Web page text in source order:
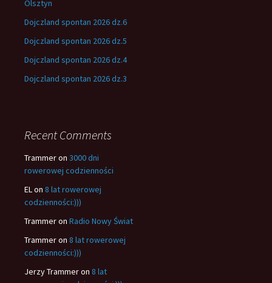
Olsztyn
Dojczland spontan 2026 dz.6
Dojczland spontan 2026 dz.5
Dojczland spontan 2026 dz.4
Dojczland spontan 2026 dz.3
Recent Comments
Trammeron 3000 dni
rowerowej codzienności
ELon 8 lat rowerowej
codzienności:)))
Trammeron Radio Nowy Świat
Trammeron 8 lat rowerowej
codzienności:)))
Jerzy Trammeron 8 lat